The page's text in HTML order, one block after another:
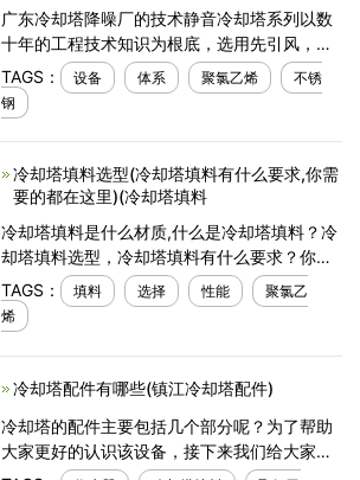
广东冷却塔降噪厂的技术静音冷却塔系列以数
十年的工程技术知识为根底，选用先引风，逆
流技术，可在任何气候下供给卓越的运行优
势。从性能到保护，它们都可以更智能地作
业。
TAGS： 设备 体系 聚氯乙烯
不锈
钢
冷却塔填料选型(冷却塔填料有什么要求,你需
要的都在这里)(冷却塔填料
冷却塔填料是什么材质,什么是冷却塔填料？冷
却塔填料选型，冷却塔填料有什么要求？你需
要的都在这里,冷却塔填料是冷却塔的核心部
件。填料增加了冷却塔内的散热，延长了冷却
水的停留时间，
TAGS： 填料 选择 性能
聚氯乙
烯
冷却塔配件有哪些(镇江冷却塔配件)
冷却塔的配件主要包括几个部分呢？为了帮助
大家更好的认识该设备，接下来我们给大家详
细讲讲： 1、冷却塔专用电机。功率：